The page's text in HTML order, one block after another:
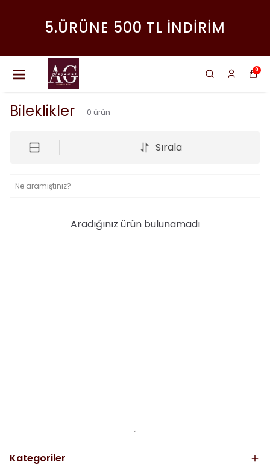
5.ÜRÜNE 500 TL İNDİRİM
0
Bileklikler 0 ürün
Sırala
Aradığınız ürün bulunamadı
Kategoriler